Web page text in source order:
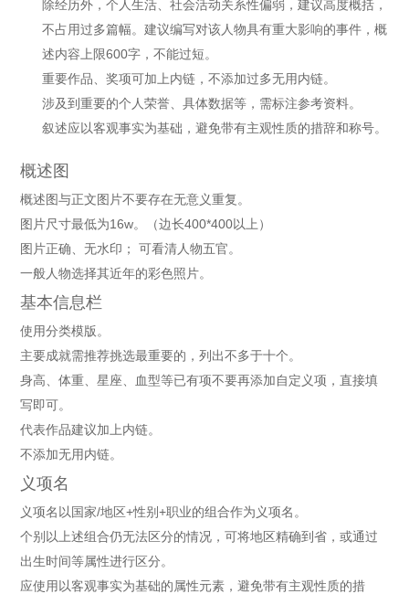
除经历外，个人生活、社会活动关系性偏弱，建议高度概括，
不占用过多篇幅。建议编写对该人物具有重大影响的事件，概
述内容上限600字，不能过短。
重要作品、奖项可加上内链，不添加过多无用内链。
涉及到重要的个人荣誉、具体数据等，需标注参考资料。
叙述应以客观事实为基础，避免带有主观性质的措辞和称号。
概述图
概述图与正文图片不要存在无意义重复。
图片尺寸最低为16w。（边长400*400以上）
图片正确、无水印； 可看清人物五官。
一般人物选择其近年的彩色照片。
基本信息栏
使用分类模版。
主要成就需推荐挑选最重要的，列出不多于十个。
身高、体重、星座、血型等已有项不要再添加自定义项，直接填
写即可。
代表作品建议加上内链。
不添加无用内链。
义项名
义项名以国家/地区+性别+职业的组合作为义项名。
个别以上述组合仍无法区分的情况，可将地区精确到省，或通过
出生时间等属性进行区分。
应使用以客观事实为基础的属性元素，避免带有主观性质的措